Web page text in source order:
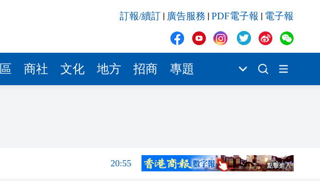
訂報/續訂 廣告服務 PDF電子報 電子報
商社 文化 地方 招商 專題
20:42
20:41
20:55